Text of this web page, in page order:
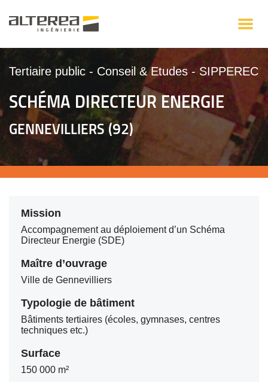
Tertiaire public - Conseil & Etudes - SIPPEREC
SCHÉMA DIRECTEUR ENERGIE
GENNEVILLIERS (92)
Mission
Accompagnement au déploiement d’un Schéma
Directeur Energie (SDE)
Maître d’ouvrage
Ville de Gennevilliers
Typologie de bâtiment
Bâtiments tertiaires (écoles, gymnases, centres
techniques etc.)
Surface
150 000 m²